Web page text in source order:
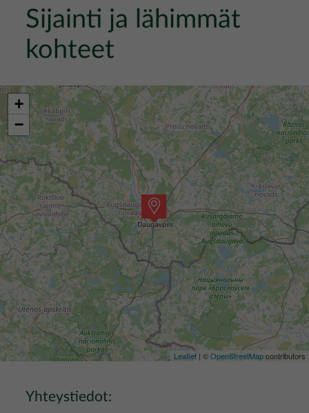
Sijainti ja lähimmät
kohteet
+
−
Leaflet | ©OpenStreetMapcontributors
Yhteystiedot: